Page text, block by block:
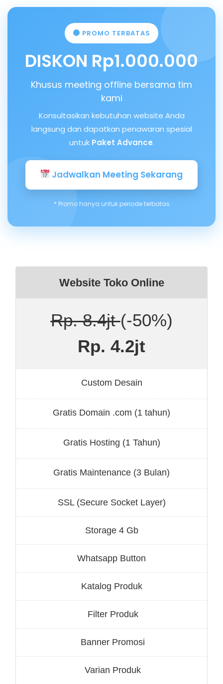
PROMO TERBATAS
DISKON Rp1.000.000
Khusus meeting offline bersama tim
kami
Konsultasikan kebutuhan website Anda
langsung dan dapatkan penawaran spesial
untuk Paket Advance.
Jadwalkan Meeting Sekarang
* Promo hanya untuk periode terbatas
Website Toko Online
Rp. 8.4jt(-50%)
Rp. 4.2jt
Custom Desain
Gratis Domain .com (1 tahun)
Gratis Hosting (1 Tahun)
Gratis Maintenance (3 Bulan)
SSL (Secure Socket Layer)
Storage 4 Gb
Whatsapp Button
Katalog Produk
Filter Produk
Banner Promosi
Varian Produk